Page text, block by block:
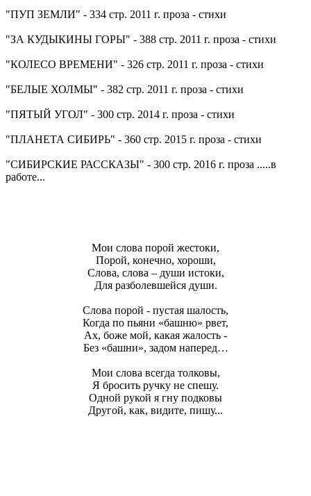
"ПУП ЗЕМЛИ" - 334 стр. 2011 г. проза - стихи
"ЗА КУДЫКИНЫ ГОРЫ" - 388 стр. 2011 г. проза - стихи
"КОЛЕСО ВРЕМЕНИ" - 326 стр. 2011 г. проза - стихи
"БЕЛЫЕ ХОЛМЫ" - 382 стр. 2011 г. проза - стихи
"ПЯТЫЙ УГОЛ" - 300 стр. 2014 г. проза - стихи
"ПЛАНЕТА СИБИРЬ" - 360 стр. 2015 г. проза - стихи
"СИБИРСКИЕ РАССКАЗЫ" - 300 стр. 2016 г. проза .....в
работе...
Мои слова порой жестоки,
Порой, конечно, хороши,
Слова, слова – души истоки,
Для разболевшейся души.
Слова порой - пустая шалость,
Когда по пьяни «башню» рвет,
Ах, боже мой, какая жалость -
Без «башни», задом наперед…
Мои слова всегда толковы,
Я бросить ручку не спешу.
Одной рукой я гну подковы
Другой, как, видите, пишу...